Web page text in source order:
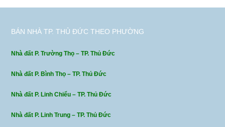
BÁN NHÀ TP. THỦ ĐỨC THEO PHƯỜNG
Nhà đất P. Trường Thọ – TP. Thủ Đức
Nhà đất P. Bình Thọ – TP. Thủ Đức
Nhà đất P. Linh Chiểu – TP. Thủ Đức
Nhà đất P. Linh Trung – TP. Thủ Đức